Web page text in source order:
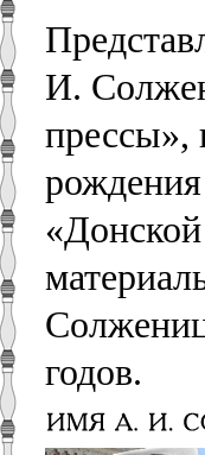
И.
прессы»,
рождения
годов.